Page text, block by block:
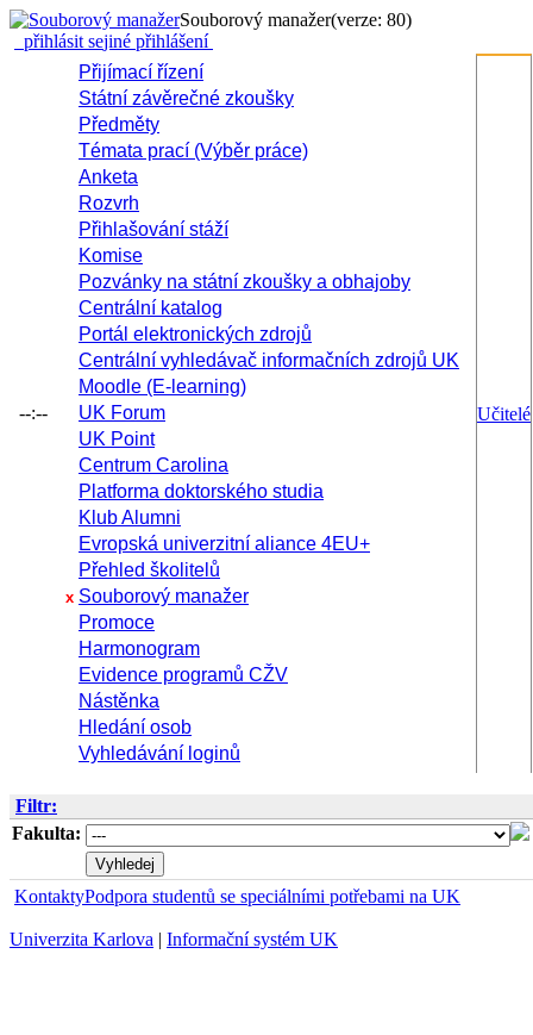
Souborový manažer(verze: 80)
přihlásit sejiné přihlášení
--:--
Přijímací řízení
Státní závěrečné zkoušky
Předměty
Témata prací (Výběr práce)
Anketa
Rozvrh
Přihlašování stáží
Komise
Pozvánky na státní zkoušky a obhajoby
Centrální katalog
Portál elektronických zdrojů
Centrální vyhledávač informačních zdrojů UK
Moodle (E-learning)
UK Forum
UK Point
Centrum Carolina
Platforma doktorského studia
Klub Alumni
Evropská univerzitní aliance 4EU+
Přehled školitelů
x Souborový manažer
Promoce
Harmonogram
Evidence programů CŽV
Nástěnka
Hledání osob
Vyhledávání loginů
Učitelé
Filtr:
Fakulta:
KontaktyPodpora studentů se speciálními potřebami na UK
Univerzita Karlova | Informační systém UK